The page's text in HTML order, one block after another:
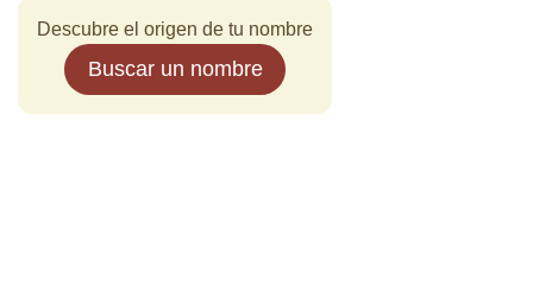
Descubre el origen de tu nombre
Buscar un nombre